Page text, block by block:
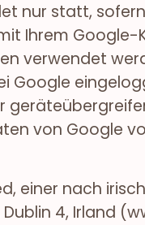
nur statt,
Ihrem
verwendet
Google
von Google
einer nach
4, Irland